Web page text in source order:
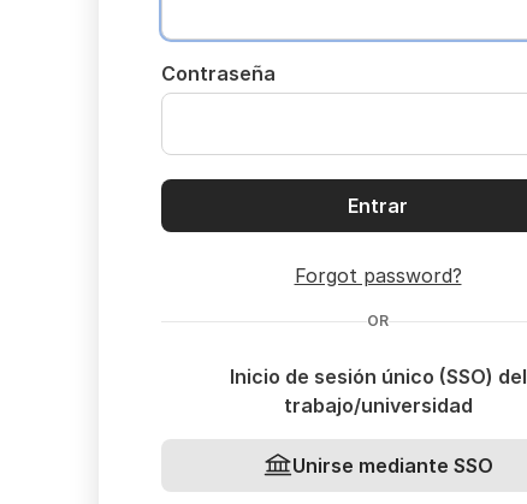
Contraseña
Entrar
Forgot password?
OR
Inicio de sesión único (SSO) del
trabajo/universidad
Unirse mediante SSO